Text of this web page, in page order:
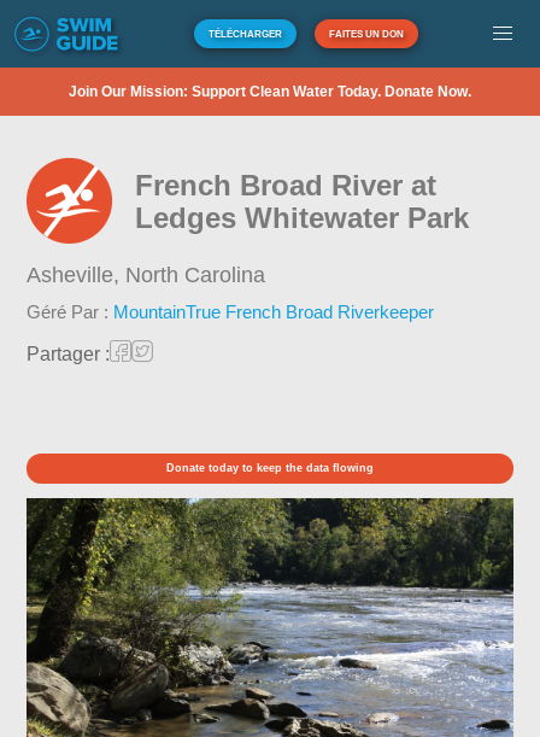
TÉLÉCHARGER FAITES UN DON
Join Our Mission: Support Clean Water Today. Donate Now.
French Broad River at
Ledges Whitewater Park
Asheville, North Carolina
Géré Par : MountainTrue French Broad Riverkeeper
Partager :
Donate today to keep the data flowing